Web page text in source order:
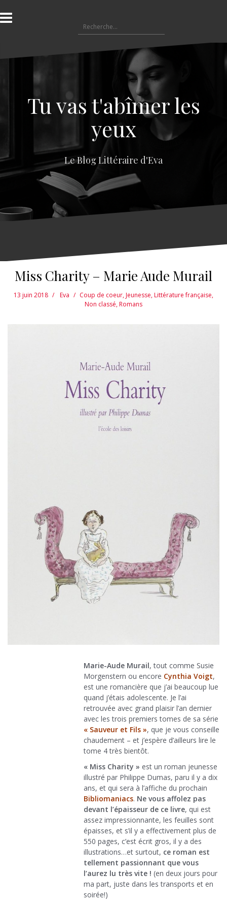
l
a
e
e
Tu vas t'abîmer les
yeux
Le Blog Littéraire d'Eva
Miss Charity – Marie Aude Murail
13 juin 2018 Eva Coup de coeur,Jeunesse,Littérature française,
Non classé,Romans
Marie-Aude Murail, tout comme Susie
Morgenstern ou encore Cynthia Voigt,
est une romancière que j’ai beaucoup lue
quand j’étais adolescente. Je l’ai
retrouvée avec grand plaisir l’an dernier
avec les trois premiers tomes de sa série
« Sauveur et Fils », que je vous conseille
chaudement – et j’espère d’ailleurs lire le
tome 4 très bientôt.
« Miss Charity » est un roman jeunesse
illustré par Philippe Dumas, paru il y a dix
ans, et qui sera à l’affiche du prochain
Bibliomaniacs. Ne vous affolez pas
devant l’épaisseur de ce livre, qui est
assez impressionnante, les feuilles sont
épaisses, et s’il y a effectivement plus de
550 pages, c’est écrit gros, il y a des
illustrations…et surtout, ce roman est
tellement passionnant que vous
l’aurez lu très vite ! (en deux jours pour
ma part, juste dans les transports et en
soirée!)